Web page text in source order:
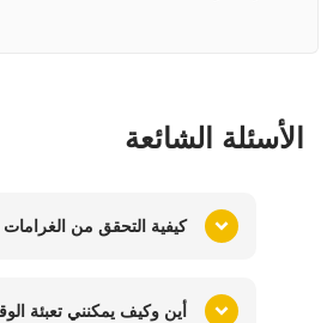
الأسئلة الشائعة
كيفية التحقق من الغرامات
أين وكيف يمكنني تعبئة